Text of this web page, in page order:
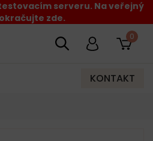
serveru. Na veřejný
zde.
0
KONTAKT